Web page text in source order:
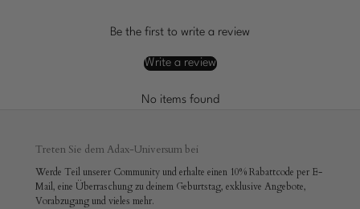
Be the first to write a review
Write a review
No items found
Treten Sie dem Adax-Universum bei
Werde Teil unserer Community und erhalte einen 10% Rabattcode per E-
Mail, eine Überraschung zu deinem Geburtstag, exklusive Angebote,
Vorabzugang und vieles mehr.